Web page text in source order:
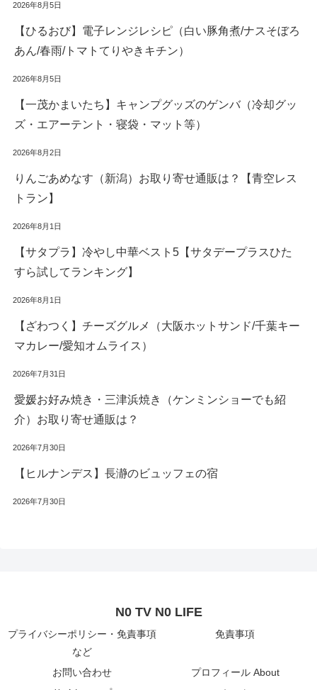
2026年8月5日
【ひるおび】電子レンジレシピ（白い豚角煮/ナスそぼろ
あん/春雨/トマトてりやきキチン）
2026年8月5日
【一茂かまいたち】キャンプグッズのゲンバ（冷却グッ
ズ・エアーテント・寝袋・マット等）
2026年8月2日
りんごあめなす（新潟）お取り寄せ通販は？【青空レス
トラン】
2026年8月1日
【サタプラ】冷やし中華ベスト5【サタデープラスひた
すら試してランキング】
2026年8月1日
【ざわつく】チーズグルメ（大阪ホットサンド/千葉キー
マカレー/愛知オムライス）
2026年7月31日
愛媛お好み焼き・三津浜焼き（ケンミンショーでも紹
介）お取り寄せ通販は？
2026年7月30日
【ヒルナンデス】長瀞のビュッフェの宿
2026年7月30日
N0 TV N0 LIFE
プライバシーポリシー・免責事項
など
免責事項
お問い合わせ
プロフィール About